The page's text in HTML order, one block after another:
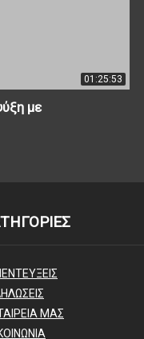
01:25:53
με
ΜΑΣ